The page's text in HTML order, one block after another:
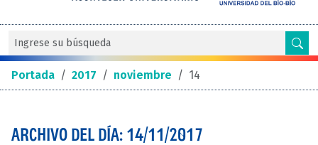
Portada / 2017 / noviembre / 14
ARCHIVO DEL DÍA: 14/11/2017